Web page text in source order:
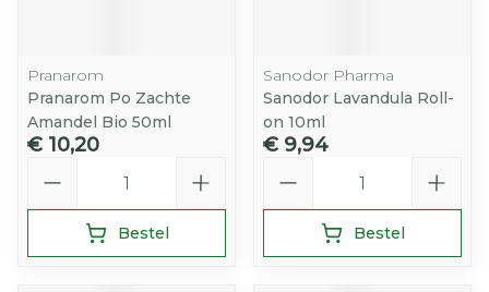
Pranarom
Pranarom Po Zachte
Amandel Bio 50ml
€ 10,20
Bestel
Sanodor Pharma
Sanodor Lavandula Roll-
on 10ml
€ 9,94
Bestel